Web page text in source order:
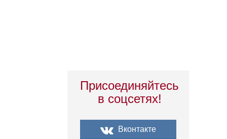
Присоединяйтесь
в соцсетях!
Вконтакте